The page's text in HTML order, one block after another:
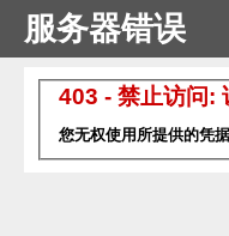
服务器错误
403 - 禁止访问:
您无权使用所提供的凭